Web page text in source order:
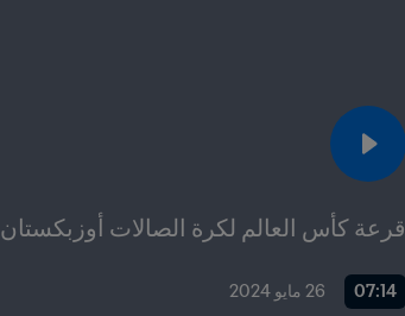
قرعة كأس العالم لكرة الصالات أوزبكستان 2024 FIFA™ في سمرقند
07:14 26 مايو 2024